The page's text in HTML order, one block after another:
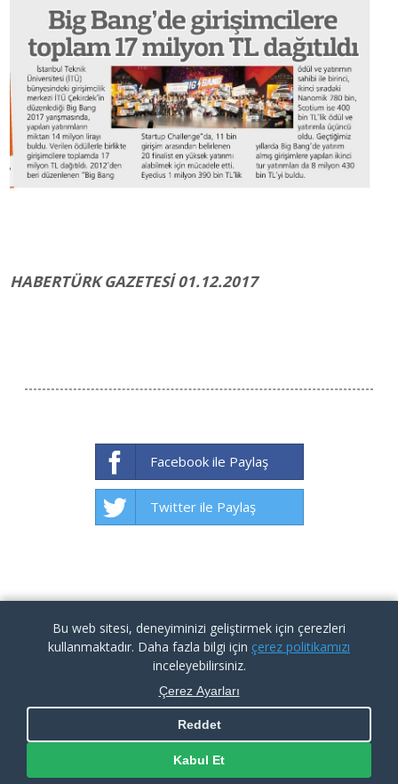
HABERTÜRK GAZETESİ 01.12.2017
Facebook ile Paylaş
Twitter ile Paylaş
KVKK İlgili Kişi Başvuru Formu | Aydınlatma Metni |
Çerez
Politikası
Copyright By İTÜ ARI Teknokent
Bu web sitesi, deneyiminizi geliştirmek için çerezleri
kullanmaktadır. Daha fazla bilgi için çerez politikamızı
inceleyebilirsiniz.
Çerez Ayarları
Reddet
Kabul Et